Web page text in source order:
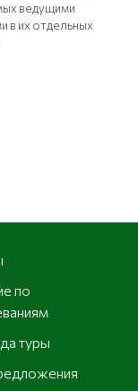
ведущими
в их отдельных
по
туры